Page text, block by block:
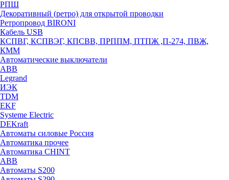
РПШ
Декоративный (ретро) для открытой проводки
Ретропровод BIRONI
Кабель USB
КСПВГ, КСПВЭГ, КПСВВ, ПРППМ, ПТПЖ ,П-274, ПВЖ,
КММ
Автоматические выключатели
ABB
Legrand
ИЭК
TDM
EKF
Systeme Electric
DEKraft
Автоматы силовые Россия
Автоматика прочее
Автоматика CHINT
ABB
Автоматы S200